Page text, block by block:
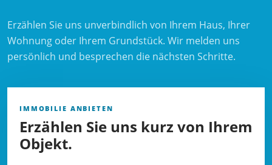
Erzählen Sie uns unverbindlich von Ihrem Haus, Ihrer
Wohnung oder Ihrem Grundstück. Wir melden uns
persönlich und besprechen die nächsten Schritte.
IMMOBILIE ANBIETEN
Erzählen Sie uns kurz von Ihrem
Objekt.